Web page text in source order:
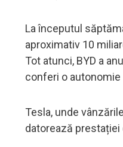
La începutul
aproximativ 10
Tot atunci, BYD a
conferi o autonomie
Tesla, unde
datorează prestației